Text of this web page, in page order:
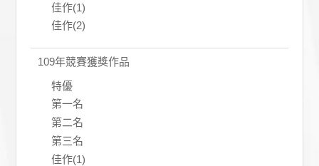
佳作(1)
佳作(2)
109年競賽獲獎作品
特優
第一名
第二名
第三名
佳作(1)